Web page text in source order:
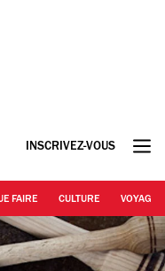
INSCRIVEZ-VOUS
FAIRE CULTURE VOYAGE